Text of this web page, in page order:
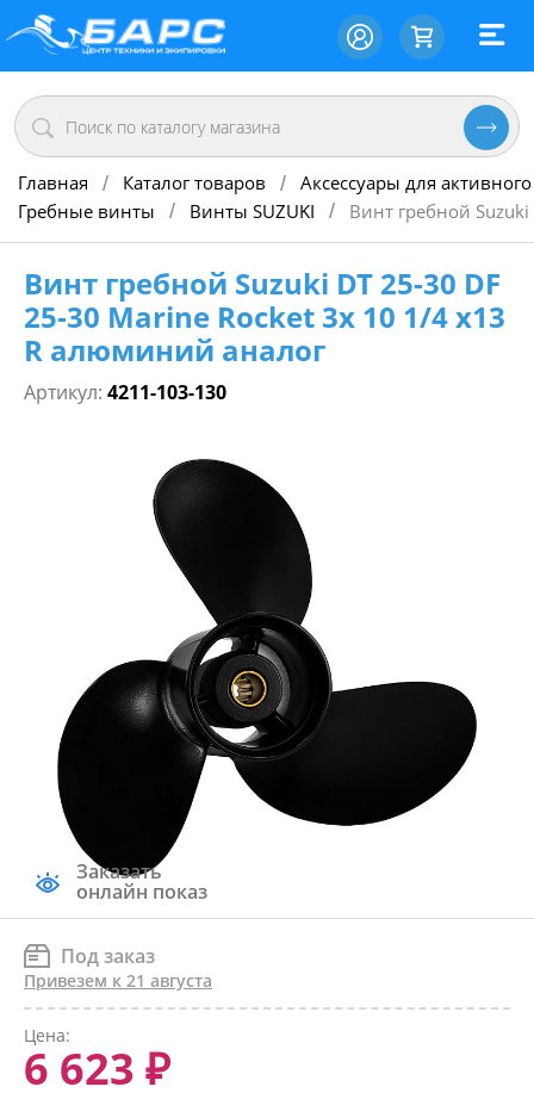
Главная / Каталог товаров / Аксессуары для
Гребные винты
/ Винты SUZUKI / Винт гребной
Винт гребной Suzuki DT 25-30 DF
25-30 Marine Rocket 3х 10 1/4 х13
R алюминий аналог
Артикул: 4211-103-130
Заказать
онлайн показ
Под заказ
Привезем к 21 августа
Цена:
6 623 ₽